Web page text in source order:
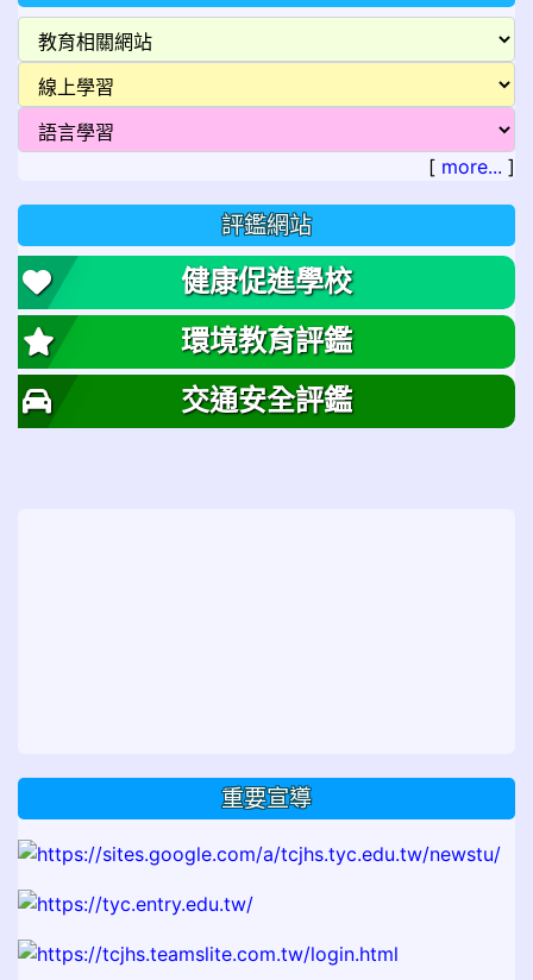
[ more... ]
評鑑網站
健康促進學校
環境教育評鑑
交通安全評鑑
重要宣導